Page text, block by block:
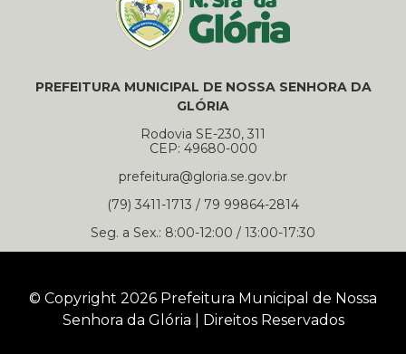
PREFEITURA MUNICIPAL DE NOSSA SENHORA DA
GLÓRIA
Rodovia SE-230, 311
CEP: 49680-000
prefeitura@gloria.se.gov.br
(79) 3411-1713 / 79 99864-2814
Seg. a Sex.: 8:00-12:00 / 13:00-17:30
© Copyright 2026 Prefeitura Municipal de Nossa
Senhora da Glória | Direitos Reservados